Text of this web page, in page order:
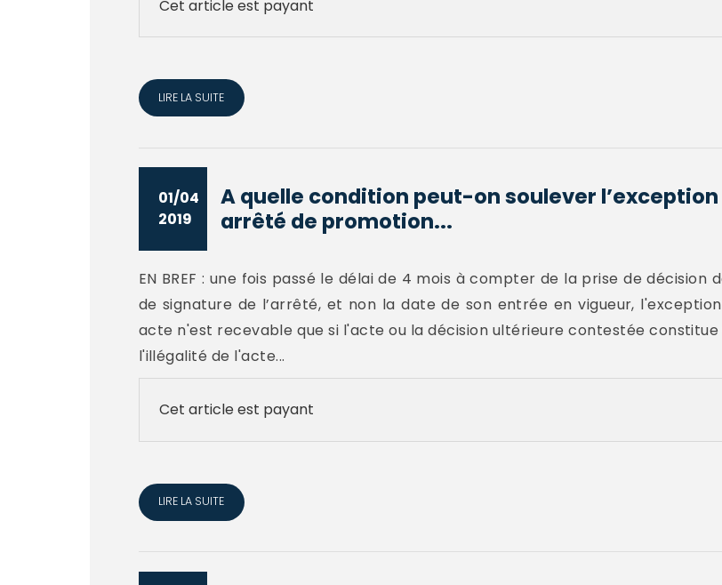
Cet article est payant
LIRE LA SUITE
01/04
2019
A quelle condition peut-on soulever l’exception
arrêté de promotion...
EN BREF : une fois passé le délai de 4 mois à compter de la prise de décision
de signature de l’arrêté, et non la date de son entrée en vigueur,
acte n'est recevable que si l'acte ou la décision ultérieure contestée
l'illégalité de l'acte...
Cet article est payant
LIRE LA SUITE